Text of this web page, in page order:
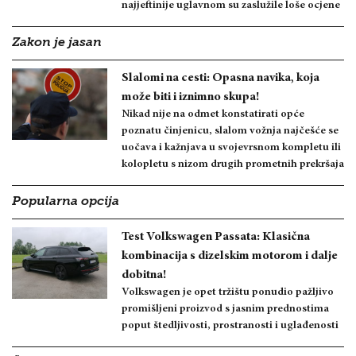
najjeftinije uglavnom su zaslužile loše ocjene
Zakon je jasan
Slalomi na cesti: Opasna navika, koja
može biti i iznimno skupa!
Nikad nije na odmet konstatirati opće
poznatu činjenicu, slalom vožnja najčešće se
uočava i kažnjava u svojevrsnom kompletu ili
kolopletu s nizom drugih prometnih prekršaja
Popularna opcija
Test Volkswagen Passata: Klasična
kombinacija s dizelskim motorom i dalje
dobitna!
Volkswagen je opet tržištu ponudio pažljivo
promišljeni proizvod s jasnim prednostima
poput štedljivosti, prostranosti i uglađenosti